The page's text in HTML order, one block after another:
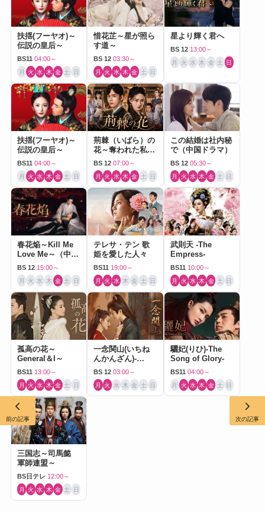
扶揺(フーヤオ)～
伝説の皇后～
BS11 04:00～
月 火 水 木 金 土 日
惜花芷～星が照ら
す道～
BS 12 03:30～
月 火 水 木 金 土 日
星より輝く君へ
BS 12 13:00～
月 火 水 木 金 土 日
扶揺(フーヤオ)～
伝説の皇后～
BS11 04:00～
月 火 水 木 金 土 日
荊棘（いばら）の
花～奪われた私～
（中国ドラマ）
BS 12 07:00～
月 火 水 木 金 土 日
この結婚は社内秘
で（中国ドラマ）
BS 12 05:30～
月 火 水 木 金 土 日
春花焔～Kill Me
Love Me～（中国
ドラマ）
BS 12 15:00～
月 火 水 木 金 土 日
テレサ・テン 歌
姫を愛した人々
BS11 19:00～
月 火 水 木 金 土 日
武則天 -The
Empress-
BS11 10:00～
月 火 水 木 金 土 日
孤高の花～
General＆I～
BS11 13:00～
月 火 水 木 金 土 日
一念関山(いちね
んかんざん)-
Journey to Love-
BS 12 03:00～
月 火 水 木 金 土 日
驪妃(りひ)-The
Song of Glory-
BS11 04:00～
月 火 水 木 金 土 日
三国志～司馬懿
軍師連盟～
BS日テレ 12:00～
月 火 水 木 金 土 日
前の記事 次の記事